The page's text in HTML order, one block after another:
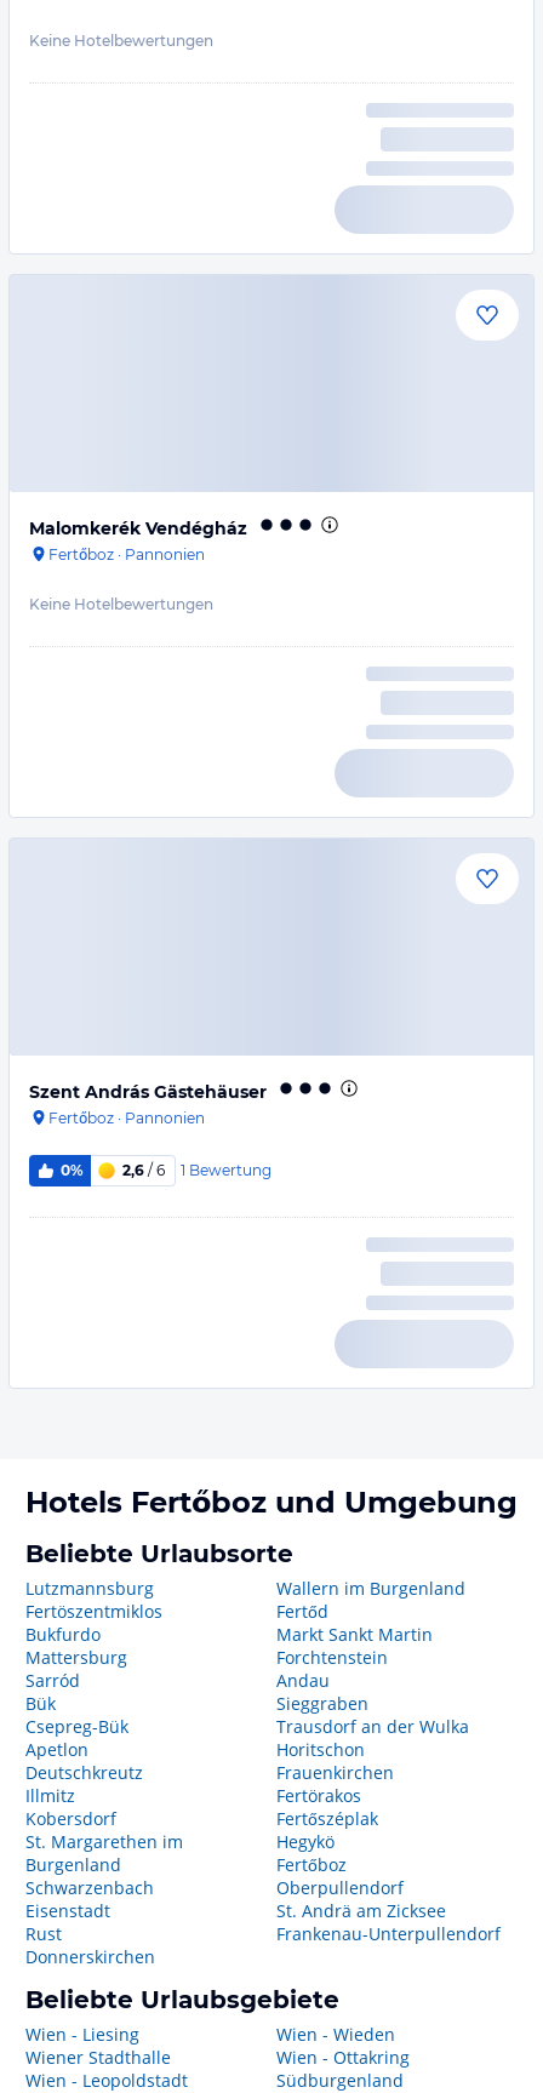
Keine Hotelbewertungen
Malomkerék Vendégház
Fertőboz · Pannonien
Keine Hotelbewertungen
Szent András Gästehäuser
Fertőboz · Pannonien
0% 2,6 / 6 1 Bewertung
Hotels Fertőboz und Umgebung
Beliebte Urlaubsorte
Lutzmannsburg
Fertöszentmiklos
Bukfurdo
Mattersburg
Sarród
Bük
Csepreg-Bük
Apetlon
Deutschkreutz
Illmitz
Kobersdorf
St. Margarethen im
Burgenland
Schwarzenbach
Eisenstadt
Rust
Donnerskirchen
Wallern im Burgenland
Fertőd
Markt Sankt Martin
Forchtenstein
Andau
Sieggraben
Trausdorf an der Wulka
Horitschon
Frauenkirchen
Fertörakos
Fertőszéplak
Hegykö
Fertőboz
Oberpullendorf
St. Andrä am Zicksee
Frankenau-Unterpullendorf
Beliebte Urlaubsgebiete
Wien - Liesing
Wiener Stadthalle
Wien - Leopoldstadt
Wien - Wieden
Wien - Ottakring
Südburgenland